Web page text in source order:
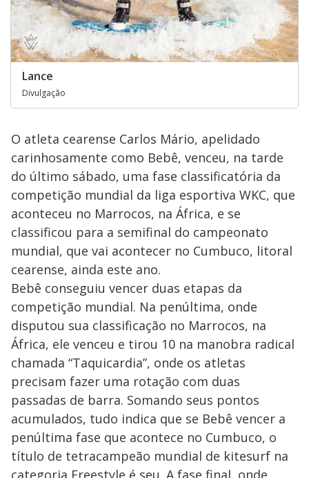
Lance
Divulgação
O atleta cearense Carlos Mário, apelidado
carinhosamente como Bebê, venceu, na tarde
do último sábado, uma fase classificatória da
competição mundial da liga esportiva WKC, que
aconteceu no Marrocos, na África, e se
classificou para a semifinal do campeonato
mundial, que vai acontecer no Cumbuco, litoral
cearense, ainda este ano.
Bebê conseguiu vencer duas etapas da
competição mundial. Na penúltima, onde
disputou sua classificação no Marrocos, na
África, ele venceu e tirou 10 na manobra radical
chamada “Taquicardia”, onde os atletas
precisam fazer uma rotação com duas
passadas de barra. Somando seus pontos
acumulados, tudo indica que se Bebê vencer a
penúltima fase que acontece no Cumbuco, o
título de tetracampeão mundial de kitesurf na
categoria Freestyle é seu. A fase final, onde